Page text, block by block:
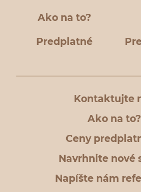
Ako na to?
Predplatné
Kontaktujte
Ako na to?
Ceny
Navrhnite nové
Napíšte nám